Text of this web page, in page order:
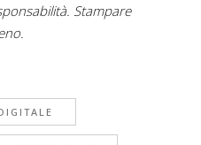
Stampare